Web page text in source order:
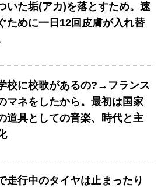
いた垢(アカ)を落とすため。速
ために一日12回皮膚が入れ替
校に校歌があるの?→フランス
マネをしたから。最初は国家
道具としての音楽、時代と主
走行中のタイヤは止まったり